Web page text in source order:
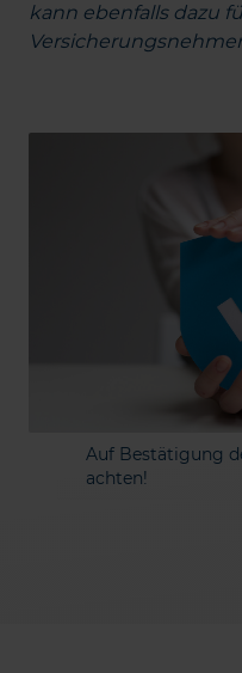
kann ebenfalls dazu
Auf Bestätigung
achten!